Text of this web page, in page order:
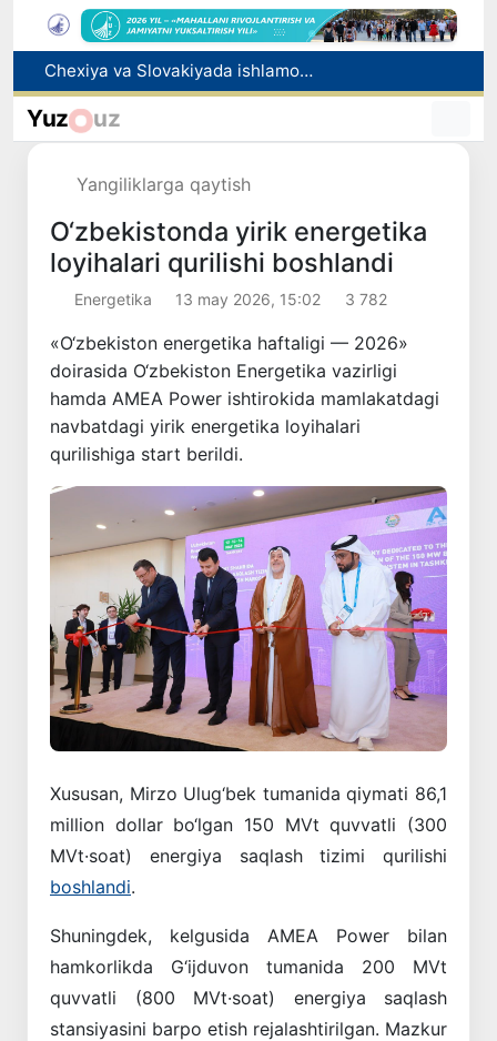
Chexiya va Slovakiyada ishlamoqchi bo‘lgan tibbiyot mutaxassislari ro‘yxatga olinadi
Bolaning familiyasiga otasining ismini berishga ruxsat beriladi
Ekstremistik tashkilotlar va materiallarning elektron reyestri yuritiladi
Yuz uz
Yangiliklarga qaytish
O‘zbekistonda yirik energetika
loyihalari qurilishi boshlandi
Energetika 13 may 2026, 15:02 3 782
«O‘zbekiston energetika haftaligi — 2026»
doirasida O‘zbekiston Energetika vazirligi
hamda AMEA Power ishtirokida mamlakatdagi
navbatdagi yirik energetika loyihalari
qurilishiga start berildi.
Xususan, Mirzo Ulug‘bek tumanida qiymati 86,1
million dollar bo‘lgan 150 MVt quvvatli (300
MVt·soat) energiya saqlash tizimi qurilishi
boshlandi.
Shuningdek, kelgusida AMEA Power bilan
hamkorlikda G‘ijduvon tumanida 200 MVt
quvvatli (800 MVt·soat) energiya saqlash
stansiyasini barpo etish rejalashtirilgan. Mazkur